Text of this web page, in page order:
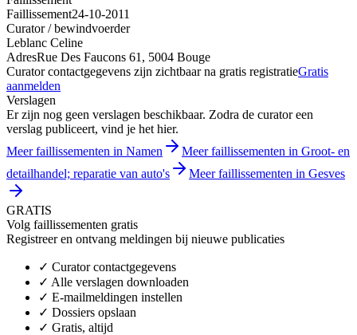
Faillissement24-10-2011
Curator / bewindvoerder
Leblanc Celine
AdresRue Des Faucons 61, 5004 Bouge
Curator contactgegevens zijn zichtbaar na gratis registratieGratis
aanmelden
Verslagen
Er zijn nog geen verslagen beschikbaar. Zodra de curator een
verslag publiceert, vind je het hier.
Meer faillissementen in Namen
Meer faillissementen in Groot- en
detailhandel; reparatie van auto's
Meer faillissementen in Gesves
GRATIS
Volg faillissementen gratis
Registreer en ontvang meldingen bij nieuwe publicaties
✓ Curator contactgegevens
✓ Alle verslagen downloaden
✓ E-mailmeldingen instellen
✓ Dossiers opslaan
✓ Gratis, altijd